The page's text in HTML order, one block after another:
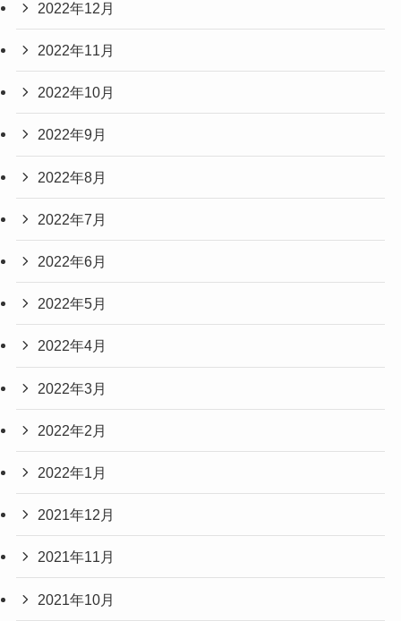
2022年12月
2022年11月
2022年10月
2022年9月
2022年8月
2022年7月
2022年6月
2022年5月
2022年4月
2022年3月
2022年2月
2022年1月
2021年12月
2021年11月
2021年10月